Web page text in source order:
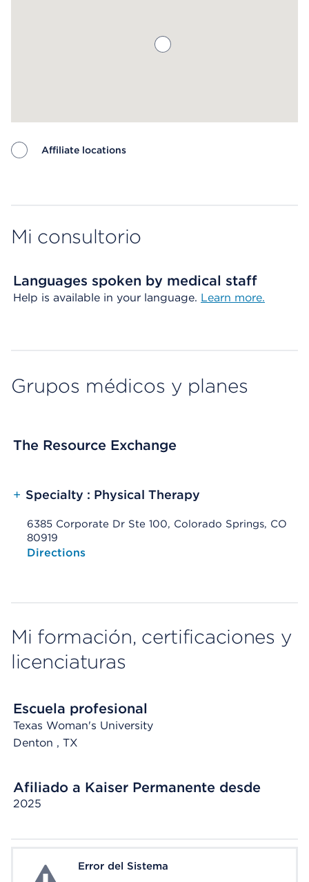
Affiliate locations
Mi consultorio
Languages spoken by medical staff
Help is available in your language. Learn more.
Grupos médicos y planes
The Resource Exchange
+ Specialty : Physical Therapy
6385 Corporate Dr Ste 100, Colorado Springs, CO
80919
Opens native map application on mobile devices
Directions
Mi formación, certificaciones y
licenciaturas
Escuela profesional
Texas Woman's University
Denton , TX
Afiliado a Kaiser Permanente desde
2025
System ErrorError del Sistema